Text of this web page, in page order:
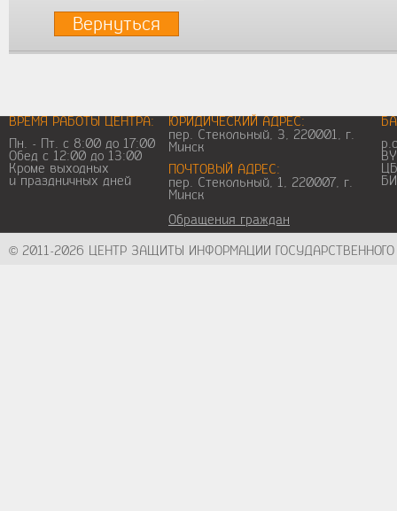
ВРЕМЯ РАБОТЫ ЦЕНТРА:
Пн. - Пт. с 8:00 до 17:00
Обед с 12:00 до 13:00
Кроме выходных
и праздничных дней
ЮРИДИЧЕСКИЙ АДРЕС:
пер. Стекольный, 3, 220001, г.
Минск
ПОЧТОВЫЙ АДРЕС:
пер. Стекольный, 1, 220007, г.
Минск
Обращения граждан
© 2011-2026 ЦЕНТР ЗАЩИТЫ ИНФОРМАЦИИ